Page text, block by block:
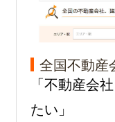
全国不動産
「不動産会
たい」